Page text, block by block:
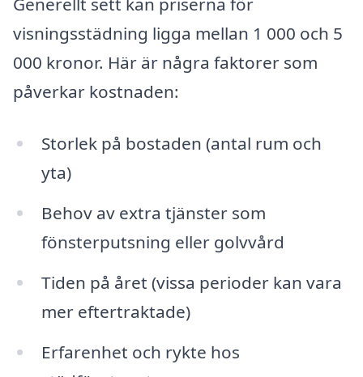
visningsstädning ligga mellan 1 000 och 5
000 kronor. Här är några faktorer som
påverkar kostnaden:
Storlek på bostaden (antal rum och
yta)
Behov av extra tjänster som
fönsterputsning eller golvvård
Tiden på året (vissa perioder kan vara
mer eftertraktade)
Erfarenhet och rykte hos